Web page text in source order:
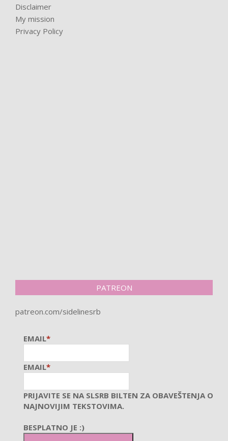
Disclaimer
My mission
Privacy Policy
PATREON
patreon.com/sidelinesrb
EMAIL*
EMAIL*
PRIJAVITE SE NA SLSRB BILTEN ZA OBAVEŠTENJA O
NAJNOVIJIM TEKSTOVIMA.
BESPLATNO JE :)